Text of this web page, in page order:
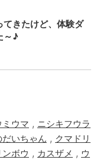
てきたけど、体験ダ
～♪
ミウマ , ニシキフウラ
いちゃん , クマドリ
ボウ , カスザメ , ウ